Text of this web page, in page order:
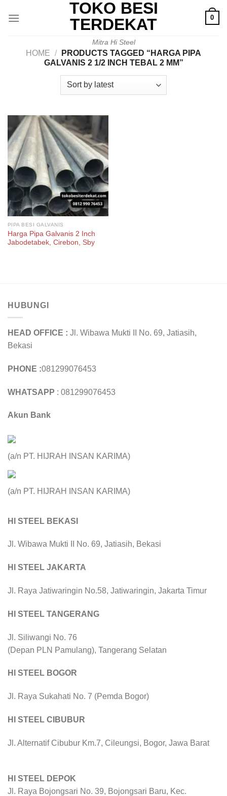
TOKO BESI
TERDEKAT
Mitra Hi Steel
0
HOME /
PRODUCTS TAGGED “HARGA PIPA
GALVANIS 2 1/2 INCH TEBAL 2 MM”
PIPA BESI GALVANIS
Harga Pipa Galvanis 2 Inch
Jabodetabek, Cirebon, Sby
HUBUNGI
HEAD OFFICE : Jl. Wibawa Mukti II No. 69, Jatiasih,
Bekasi
PHONE :081299076453
WHATSAPP : 081299076453
Akun Bank
(a/n PT. HIJRAH INSAN KARIMA)
(a/n PT. HIJRAH INSAN KARIMA)
HI STEEL BEKASI
Jl. Wibawa Mukti II No. 69, Jatiasih, Bekasi
HI STEEL JAKARTA
Jl. Raya Jatiwaringin No.58, Jatiwaringin, Jakarta Timur
HI STEEL TANGERANG
Jl. Siliwangi No. 76
(Depan PLN Pamulang), Tangerang Selatan
HI STEEL BOGOR
Jl. Raya Sukahati No. 7 (Pemda Bogor)
HI STEEL CIBUBUR
Jl. Alternatif Cibubur Km.7, Cileungsi, Bogor, Jawa Barat
HI STEEL DEPOK
Jl. Raya Bojongsari No. 39, Bojongsari Baru, Kec.